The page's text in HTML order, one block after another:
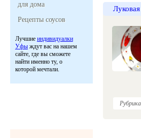
для дома
Рецепты соусов
Лучшие индивидуалки
Уфыждут вас на нашем
сайте, где вы сможете
найти именно ту, о
которой мечтали.